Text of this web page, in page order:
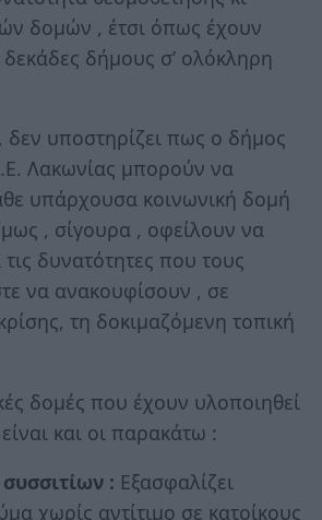
δομών , έτσι όπως έχουν
δήμους σ’ ολόκληρη
δεν υποστηρίζει πως ο δήμος
Λακωνίας μπορούν να
υπάρχουσα κοινωνική δομή
, σίγουρα , οφείλουν να
δυνατότητες που τους
να ανακουφίσουν , σε
τη δοκιμαζόμενη τοπική
δομές που έχουν υλοποιηθεί
και οι παρακάτω :
: Εξασφαλίζει
χωρίς αντίτιμο σε κατοίκους